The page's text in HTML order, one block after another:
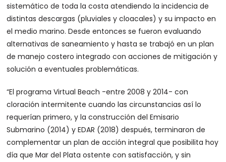
sistemático de toda la costa atendiendo la incidencia de
distintas descargas (pluviales y cloacales) y su impacto en
el medio marino. Desde entonces se fueron evaluando
alternativas de saneamiento y hasta se trabajó en un plan
de manejo costero integrado con acciones de mitigación y
solución a eventuales problemáticas.
“El programa Virtual Beach -entre 2008 y 2014- con
cloración intermitente cuando las circunstancias así lo
requerían primero, y la construcción del Emisario
Submarino (2014) y EDAR (2018) después, terminaron de
complementar un plan de acción integral que posibilita hoy
día que Mar del Plata ostente con satisfacción, y sin